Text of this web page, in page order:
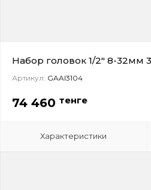
Набор головок 1/2" 8-32мм
Артикул: GAAI3104
74 460 тенге
Характеристики